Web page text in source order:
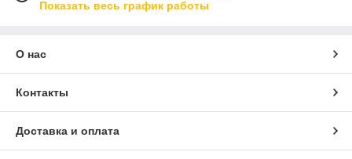
Показать весь график работы
О нас
Контакты
Доставка и оплата